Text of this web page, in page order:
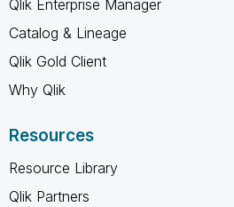
Qlik Enterprise Manager
Catalog & Lineage
Qlik Gold Client
Why Qlik
Resources
Resource Library
Qlik Partners